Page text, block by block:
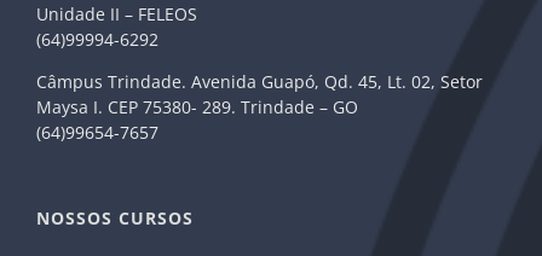
Unidade II – FELEOS
(64)99994-6292
Câmpus Trindade. Avenida Guapó, Qd. 45, Lt. 02, Setor
Maysa I. CEP 75380- 289. Trindade – GO
(64)99654-7657
NOSSOS CURSOS